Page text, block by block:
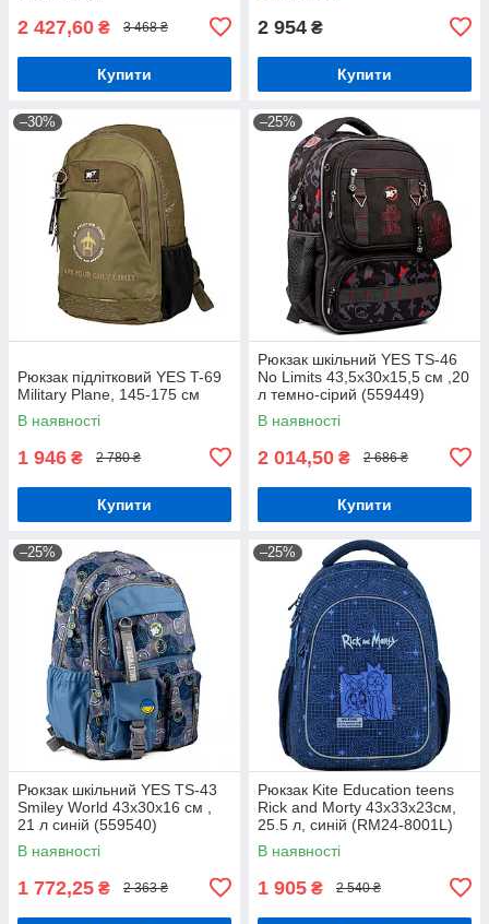
2 427,60 ₴ 3 468 ₴
Купити
2 954 ₴
Купити
–30%
Рюкзак підлітковий YES T-69
Military Plane, 145-175 см
В наявності
1 946 ₴ 2 780 ₴
Купити
–25%
Рюкзак шкільний YES TS-46
No Limits 43,5x30x15,5 см ,20
л темно-сірий (559449)
В наявності
2 014,50 ₴ 2 686 ₴
Купити
–25%
Рюкзак шкільний YES TS-43
Smiley World 43x30x16 см ,
21 л синій (559540)
В наявності
1 772,25 ₴ 2 363 ₴
–25%
Рюкзак Kite Education teens
Rick and Morty 43x33x23см,
25.5 л, синій (RM24-8001L)
В наявності
1 905 ₴ 2 540 ₴